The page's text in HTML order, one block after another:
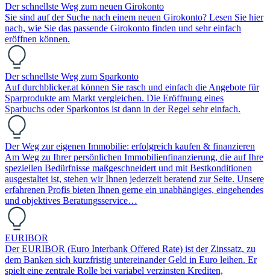
Der schnellste Weg zum neuen Girokonto
Sie sind auf der Suche nach einem neuen Girokonto? Lesen Sie hier
nach, wie Sie das passende Girokonto finden und sehr einfach
eröffnen können.
Der schnellste Weg zum Sparkonto
Auf durchblicker.at können Sie rasch und einfach die Angebote für
Sparprodukte am Markt vergleichen. Die Eröffnung eines
Sparbuchs oder Sparkontos ist dann in der Regel sehr einfach.
Der Weg zur eigenen Immobilie: erfolgreich kaufen & finanzieren
Am Weg zu Ihrer persönlichen Immobilienfinanzierung, die auf Ihre
speziellen Bedürfnisse maßgeschneidert und mit Bestkonditionen
ausgestaltet ist, stehen wir Ihnen jederzeit beratend zur Seite. Unsere
erfahrenen Profis bieten Ihnen gerne ein unabhängiges, eingehendes
und objektives Beratungsservice…
EURIBOR
Der EURIBOR (Euro Interbank Offered Rate) ist der Zinssatz, zu
dem Banken sich kurzfristig untereinander Geld in Euro leihen. Er
spielt eine zentrale Rolle bei variabel verzinsten Krediten,